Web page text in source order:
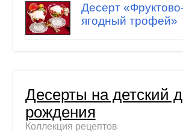
Десерт
ягодный трофей»
Десерты на детский
рождения
Коллекция рецептов